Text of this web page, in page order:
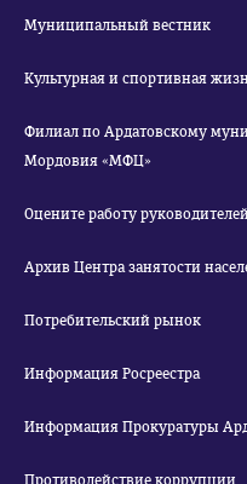
Муниципальный вестник
Культурная и спортивная
Филиал по Ардатовскому
Мордовия «МФЦ»
Оцените работу
Архив Центра занятости
Потребительский рынок
Информация Росреестра
Информация Прокуратуры
Противодействие коррупции